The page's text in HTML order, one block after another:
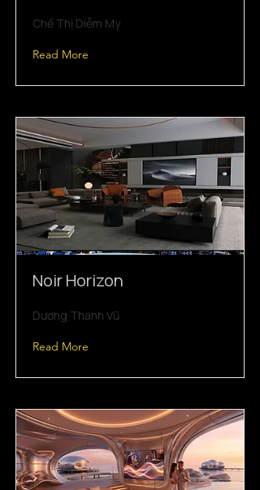
Chế Thị Diễm My
Read More
Noir Horizon
Dương Thanh Vũ
Read More